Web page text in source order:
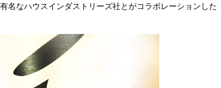
名なハウスインダストリーズ社とがコラボレーションした